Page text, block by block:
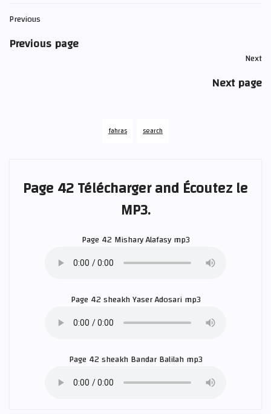
Previous
Previous page
Next
Next page
fahras search
Page 42 Télécharger and Écoutez le
MP3.
Page 42 Mishary Alafasymp3
Page 42 sheakhYaser Adosarimp3
Page 42 sheakhBandar Balilahmp3